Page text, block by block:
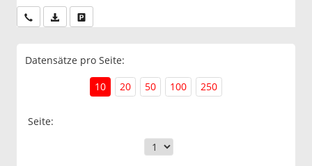
Wir rufen Sie anPDF-Datei, Fahrzeugexposé drucken
Datensätze pro Seite:
10
20 50 100 250
Seite: